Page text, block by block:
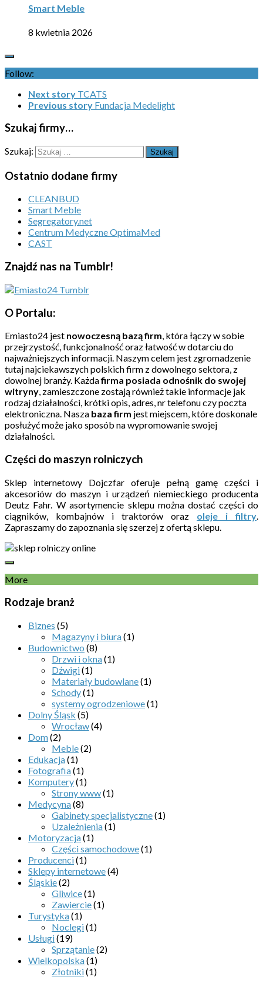
Smart Meble
8 kwietnia 2026
Follow:
Next story TCATS
Previous story Fundacja Medelight
Szukaj firmy…
Szukaj:
Ostatnio dodane firmy
CLEANBUD
Smart Meble
Segregatory.net
Centrum Medyczne OptimaMed
CAST
Znajdź nas na Tumblr!
O Portalu:
Emiasto24 jest nowoczesną bazą firm, która łączy w sobie
przejrzystość, funkcjonalność oraz łatwość w dotarciu do
najważniejszych informacji. Naszym celem jest zgromadzenie
tutaj najciekawszych polskich firm z dowolnego sektora, z
dowolnej branży. Każdafirma posiada odnośnik do swojej
witryny, zamieszczone zostają również takie informacje jak
rodzaj działalności, krótki opis, adres, nr telefonu czy poczta
elektroniczna. Nasza baza firm jest miejscem, które doskonale
posłużyć może jako sposób na wypromowanie swojej
działalności.
Części do maszyn rolniczych
Sklep internetowy Dojczfar oferuje pełną gamę części i
akcesoriów do maszyn i urządzeń niemieckiego producenta
Deutz Fahr. W asortymencie sklepu można dostać części do
ciągników, kombajnów i traktorów oraz oleje i filtry
Zapraszamy do zapoznania się szerzej z ofertą sklepu.
More
Rodzaje branż
Biznes (5)
Magazyny i biura(1)
Budownictwo (8)
Drzwi i okna(1)
Dźwigi(1)
Materiały budowlane(1)
Schody(1)
systemy ogrodzeniowe(1)
Dolny Śląsk (5)
Wrocław(4)
Dom(2)
Meble(2)
Edukacja(1)
Fotografia(1)
Komputery(1)
Strony www(1)
Medycyna(8)
Gabinety specjalistyczne(1)
Uzależnienia(1)
Motoryzacja(1)
Części samochodowe(1)
Producenci(1)
Sklepy internetowe(4)
Śląskie(2)
Gliwice(1)
Zawiercie(1)
Turystyka(1)
Noclegi(1)
Usługi(19)
Sprzątanie(2)
Wielkopolska(1)
Złotniki(1)